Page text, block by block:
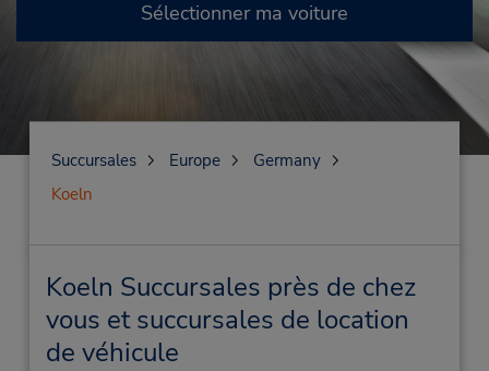
Sélectionner ma voiture
Succursales Europe
Germany
Koeln
Koeln Succursales près de chez
vous et succursales de location
de véhicule